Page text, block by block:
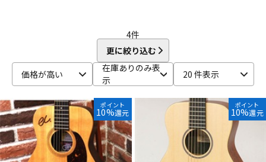
4件
更に絞り込む
価格が高い
在庫ありのみ表
示
20 件表示
ポイント
10%還元
ポイント
10%還元